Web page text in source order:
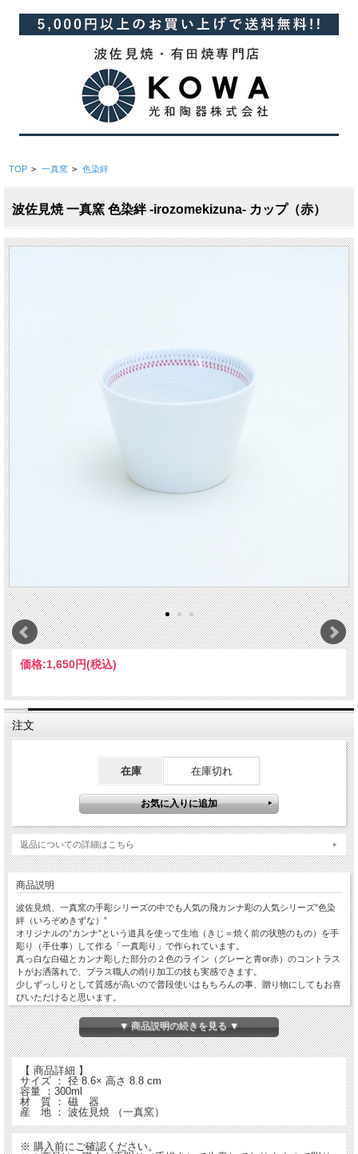
TOP > 一真窯 > 色染絆
波佐見焼 一真窯 色染絆 -irozomekizuna- カップ（赤）
価格:1,650円(税込)
注文
在庫 在庫切れ
返品についての詳細はこちら
商品説明
波佐見焼、一真窯の手彫シリーズの中でも人気の飛カンナ彫の人気シリーズ”色染
絆（いろぞめきずな）”
オリジナルの”カンナ”という道具を使って生地（きじ＝焼く前の状態のもの）を手
彫り（手仕事）して作る「一真彫り」で作られています。
真っ白な白磁とカンナ彫した部分の２色のライン（グレーと青or赤）のコントラス
トがお洒落れで、プラス職人の削り加工の技も実感できます。
少しずっしりとして質感が高いので普段使いはもちろんの事、贈り物にしてもお喜
びいただけると思います。
お茶／コーヒーなどの飲物に、そば猪口やデザートカップとしても使えるマルチな
カップです！
▼ 商品説明の続きを見る ▼
【 商品詳細 】
サイズ ： 径 8.6× 高さ 8.8 cm
容量 ：300ml
材 質 ： 磁 器
産 地 ： 波佐見焼 （一真窯）
※ 購入前にご確認ください。